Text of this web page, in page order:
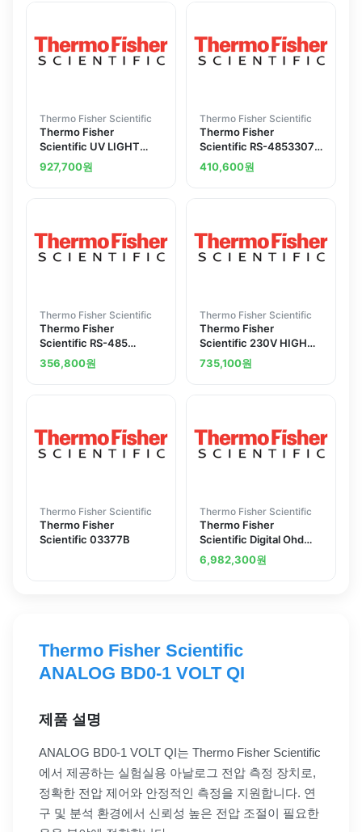
Thermo Fisher Scientific
Thermo Fisher
Scientific UV LIGHT
OPTION QI230V
927,700원
Thermo Fisher Scientific
Thermo Fisher
Scientific RS-4853307
3310 INC. QI
410,600원
Thermo Fisher Scientific
Thermo Fisher
Scientific RS-485
OUTPUT 370 QI
356,800원
Thermo Fisher Scientific
Thermo Fisher
Scientific 230V HIGH
VOLTAGE BOARD
735,100원
Thermo Fisher Scientific
Thermo Fisher
Scientific 03377B
Thermo Fisher Scientific
Thermo Fisher
Scientific Digital Ohd
Comp. 115 BEL-7774-
10115
6,982,300원
Thermo Fisher Scientific
ANALOG BD0-1 VOLT QI
제품 설명
ANALOG BD0-1 VOLT QI는 Thermo Fisher Scientific
에서 제공하는 실험실용 아날로그 전압 측정 장치로,
정확한 전압 제어와 안정적인 측정을 지원합니다. 연
구 및 분석 환경에서 신뢰성 높은 전압 조절이 필요한